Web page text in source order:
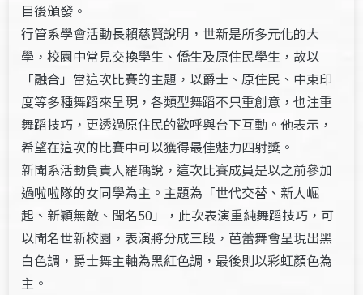
目後頒發。
行管系學會活動長賴慈賢說明，世新是所多元化的大
學，校園中常見交換學生、僑生及原住民學生，故以
「融合」當這次比賽的主題，以爵士、原住民、中東印
度等多種舞蹈來呈現，各類型舞蹈不只重創意，也注重
舞蹈技巧，更透過原住民的歡呼與台下互動。他表示，
希望在這次的比賽中可以獲得最佳魅力四射獎。
新聞系活動負責人羅瑀說，這次比賽成員是以之前參加
過啦啦隊的女同學為主。主題為「世代交替、新人崛
起、新穎無敵、聞名50」，此次表演重純舞蹈技巧，可
以聞名世新校園，表演將分成三段，芭蕾舞會呈現出黑
白色調，爵士舞主軸為黑紅色調，最後則以彩虹顏色為
主。